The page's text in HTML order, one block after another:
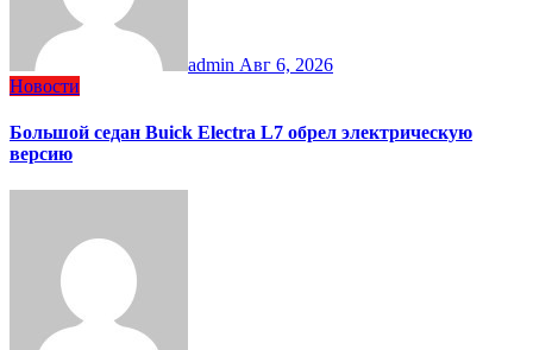
admin Авг 6, 2026
Новости
Большой седан Buick Electra L7 обрел электрическую
версию